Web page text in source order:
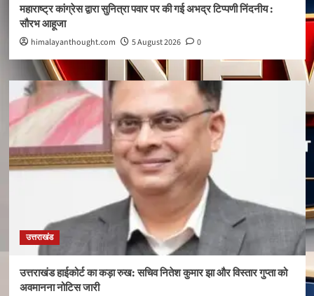
महाराष्ट्र कांग्रेस द्वारा सुनित्रा पवार पर की गई अभद्र टिप्पणी निंदनीय :
सौरभ आहूजा
himalayanthought.com 5 August 2026 0
उत्तराखंड
उत्तराखंड हाईकोर्ट का कड़ा रुख: सचिव नितेश कुमार झा और विस्तार गुप्ता को
अवमानना नोटिस जारी